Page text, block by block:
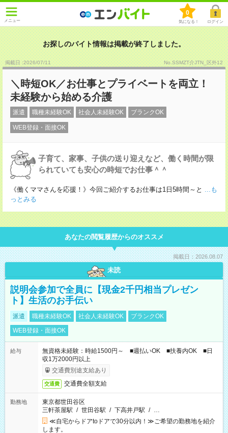
メニュー
0
気になる！ ログイン
お探しのバイト情報は掲載が終了しました。
掲載日 :2026/07/11 No.SSMZT介JTN_区外12
＼時短OK／お仕事とプライベートを両立！
未経験から始める介護
派遣 職種未経験OK 社会人未経験OK ブランクOK
WEB登録・面接OK
子育て、家事、子供の送り迎えなど、働く時間が限
られていても安心の時短でお仕事＾＾
《働くママさんを応援！》今回ご紹介するお仕事は1日5時間～と ...も
っとみる
あなたの閲覧履歴からのオススメ
掲載日：2026.08.07
未読
説明会参加で全員に【現金2千円相当プレゼン
ト】生活のお手伝い
派遣 職種未経験OK 社会人未経験OK
ブランクOK
WEB登録・面接OK
給与
無資格未経験：時給1500円～ ■週払いOK ■扶養内OK ■日
収1万2000円以上
交通費別途支給あり
交通費 交通費全額支給
勤務地
東京都世田谷区
三軒茶屋駅 / 世田谷駅 / 下高井戸駅 / …
≪自宅からドアtoドアで30分以内！≫ご希望の勤務地を紹介
します。